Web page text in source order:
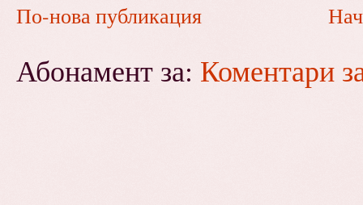
По-нова публикация
Абонамент за: Коментари